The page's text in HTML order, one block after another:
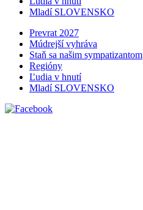
Mladí SLOVENSKO
Prevrat 2027
Múdrejší vyhráva
Staň sa našim sympatizantom
Regióny
Ľudia v hnutí
Mladí SLOVENSKO